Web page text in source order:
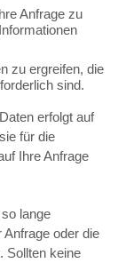
Anfrage zu
zu ergreifen, die
sind.
erfolgt auf
für die
Ihre Anfrage
lange
oder die
Sollten keine